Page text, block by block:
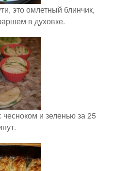
это омлетный блинчик,
в духовке.
и зеленью за 25